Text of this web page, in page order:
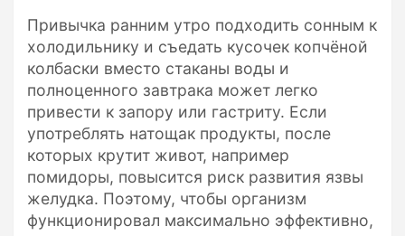
Привычка ранним утро подходить сонным к
холодильнику и съедать кусочек копчёной
колбаски вместо стаканы воды и
полноценного завтрака может легко
привести к запору или гастриту. Если
употреблять натощак продукты, после
которых крутит живот, например
помидоры, повысится риск развития язвы
желудка. Поэтому, чтобы организм
функционировал максимально эффективно,